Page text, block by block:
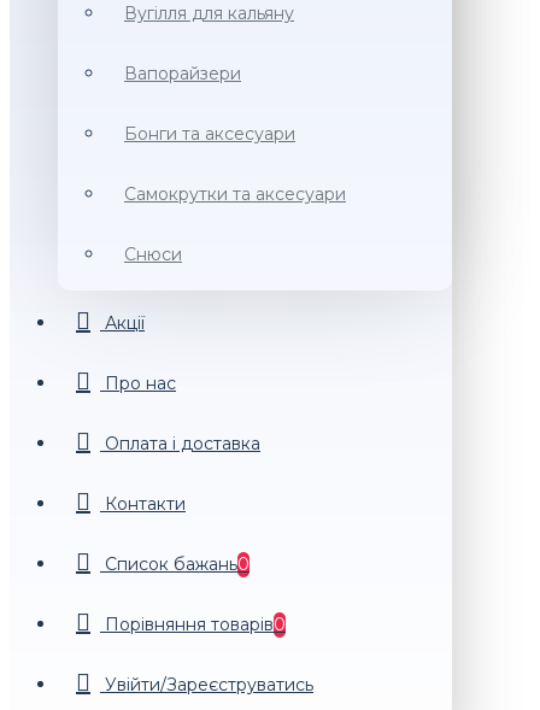
Вугілля для кальяну
Вапорайзери
Бонги та аксесуари
Самокрутки та аксесуари
Снюси
Акції
Про нас
Оплата і доставка
Контакти
Список бажань0
Порiвняння товарiв0
Увійти/Зареєструватись